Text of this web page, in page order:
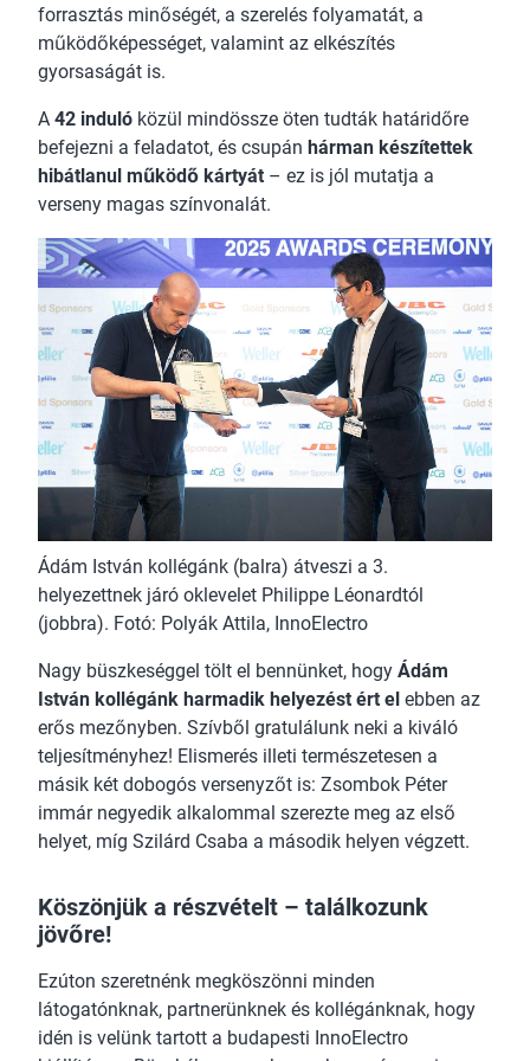
forrasztás minőségét, a szerelés folyamatát, a
működőképességet, valamint az elkészítés
gyorsaságát is.
A 42 induló közül mindössze öten tudták határidőre
befejezni a feladatot, és csupán hárman készítettek
hibátlanul működő kártyát – ez is jól mutatja a
verseny magas színvonalát.
Ádám István kollégánk (balra) átveszi a 3.
helyezettnek járó oklevelet Philippe Léonardtól
(jobbra). Fotó: Polyák Attila, InnoElectro
Nagy büszkeséggel tölt el bennünket, hogy Ádám
István kollégánk harmadik helyezést ért el ebben az
erős mezőnyben. Szívből gratulálunk neki a kiváló
teljesítményhez! Elismerés illeti természetesen a
másik két dobogós versenyzőt is: Zsombok Péter
immár negyedik alkalommal szerezte meg az első
helyet, míg Szilárd Csaba a második helyen végzett.
Köszönjük a részvételt – találkozunk
jövőre!
Ezúton szeretnénk megköszönni minden
látogatónknak, partnerünknek és kollégánknak, hogy
idén is velünk tartott a budapesti InnoElectro